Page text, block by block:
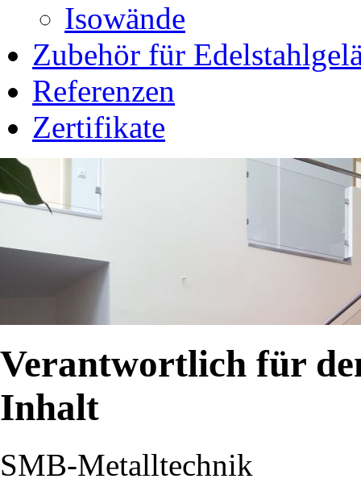
Isowände
Zubehör für
Referenzen
Zertifikate
Verantwortlich für
Inhalt
SMB-Metalltechnik